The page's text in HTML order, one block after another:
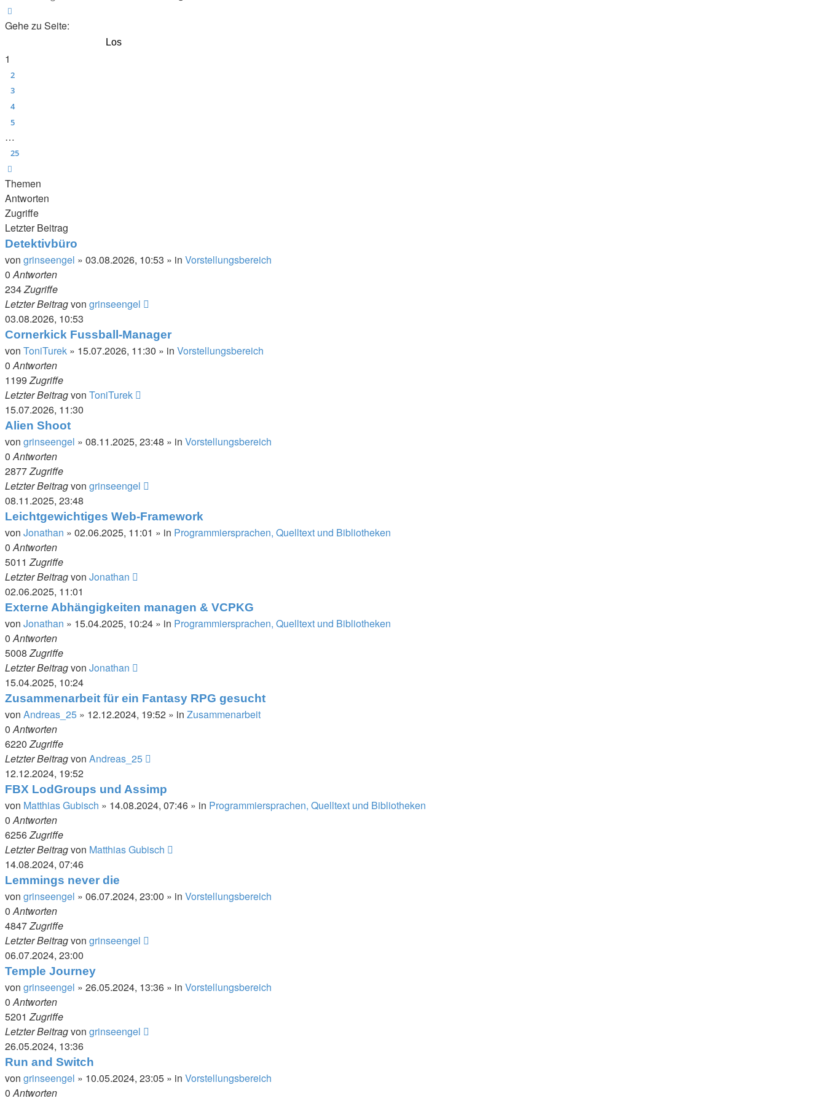
Gehe zu Seite:
1
2
3
4
5
…
25
Themen
Antworten
Zugriffe
Letzter Beitrag
Detektivbüro
von grinseengel » 03.08.2026, 10:53 » in Vorstellungsbereich
0Antworten
234Zugriffe
Letzter Beitragvon grinseengel
03.08.2026, 10:53
Cornerkick Fussball-Manager
von ToniTurek » 15.07.2026, 11:30 » in Vorstellungsbereich
0Antworten
1199Zugriffe
Letzter Beitragvon ToniTurek
15.07.2026, 11:30
Alien Shoot
von grinseengel » 08.11.2025, 23:48 » in Vorstellungsbereich
0Antworten
2877Zugriffe
Letzter Beitragvon grinseengel
08.11.2025, 23:48
Leichtgewichtiges Web-Framework
von Jonathan » 02.06.2025, 11:01 » in Programmiersprachen, Quelltext und Bibliotheken
0Antworten
5011Zugriffe
Letzter Beitragvon Jonathan
02.06.2025, 11:01
Externe Abhängigkeiten managen & VCPKG
von Jonathan » 15.04.2025, 10:24 » in Programmiersprachen, Quelltext und Bibliotheken
0Antworten
5008Zugriffe
Letzter Beitragvon Jonathan
15.04.2025, 10:24
Zusammenarbeit für ein Fantasy RPG gesucht
von Andreas_25 » 12.12.2024, 19:52 » in Zusammenarbeit
0Antworten
6220Zugriffe
Letzter Beitragvon Andreas_25
12.12.2024, 19:52
FBX LodGroups und Assimp
von Matthias Gubisch » 14.08.2024, 07:46 » in Programmiersprachen, Quelltext und Bibliotheken
0Antworten
6256Zugriffe
Letzter Beitragvon Matthias Gubisch
14.08.2024, 07:46
Lemmings never die
von grinseengel » 06.07.2024, 23:00 » in Vorstellungsbereich
0Antworten
4847Zugriffe
Letzter Beitragvon grinseengel
06.07.2024, 23:00
Temple Journey
von grinseengel » 26.05.2024, 13:36 » in Vorstellungsbereich
0Antworten
5201Zugriffe
Letzter Beitragvon grinseengel
26.05.2024, 13:36
Run and Switch
von grinseengel » 10.05.2024, 23:05 » in Vorstellungsbereich
0Antworten